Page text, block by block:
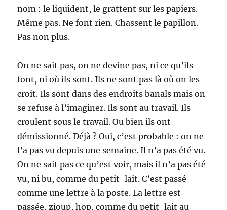
nom : le liquident, le grattent sur les papiers.
Même pas. Ne font rien. Chassent le papillon.
Pas non plus.
On ne sait pas, on ne devine pas, ni ce qu’ils
font, ni où ils sont. Ils ne sont pas là où on les
croit. Ils sont dans des endroits banals mais on
se refuse à l’imaginer. Ils sont au travail. Ils
croulent sous le travail. Ou bien ils ont
démissionné. Déjà ? Oui, c’est probable : on ne
l’a pas vu depuis une semaine. Il n’a pas été vu.
On ne sait pas ce qu’est voir, mais il n’a pas été
vu, ni bu, comme du petit-lait. C’est passé
comme une lettre à la poste. La lettre est
passée, zioup, hop, comme du petit-lait au